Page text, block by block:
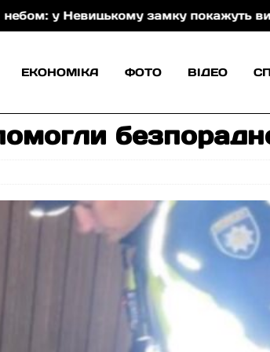
Невицькому замку покажуть виставу
ЕКОНОМІКА ФОТО ВІДЕО